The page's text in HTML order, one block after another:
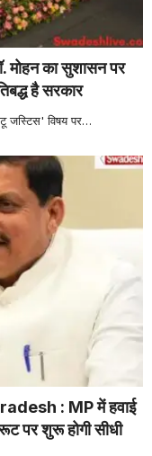
का सुशासन पर
है सरकार
विषय पर…
: MP में हवाई
पर शुरू होगी सीधी